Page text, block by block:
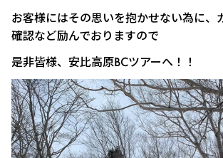
お客様にはその思いを抱かせない為に、
確認など励んでおりますので
是非皆様、安比高原BCツアーへ！！